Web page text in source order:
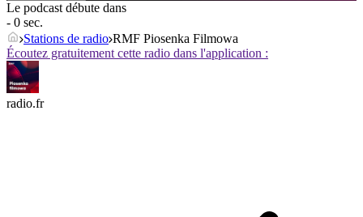
Le podcast débute dans
- 0 sec.
Stations de radio RMF Piosenka Filmowa
Écoutez gratuitement cette radio dans l'application :
radio.fr